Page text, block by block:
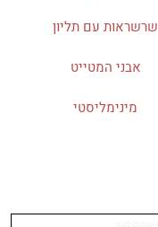
שרשראות עם תליון
אבני המטייט
מינימליסטי